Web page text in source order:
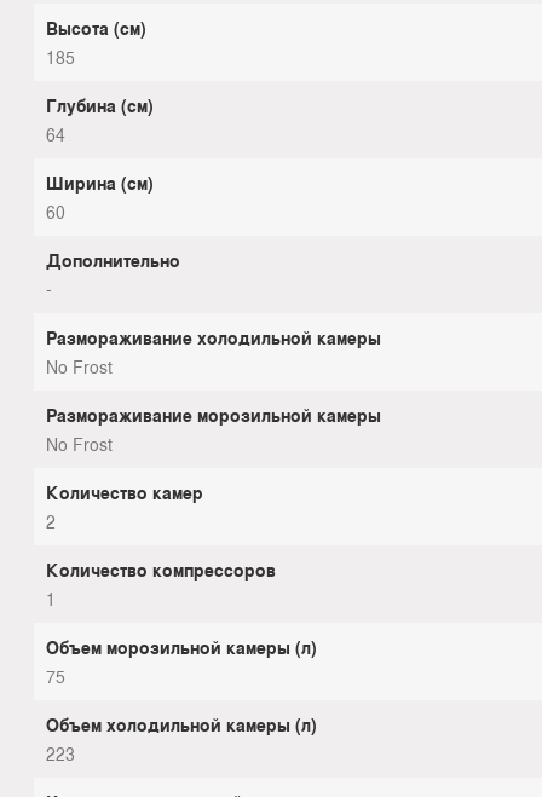
Высота (см)
185
Глубина (см)
64
Ширина (см)
60
Дополнительно
-
Размораживание холодильной камеры
No Frost
Размораживание морозильной камеры
No Frost
Количество камер
2
Количество компрессоров
1
Объем морозильной камеры (л)
75
Объем холодильной камеры (л)
223